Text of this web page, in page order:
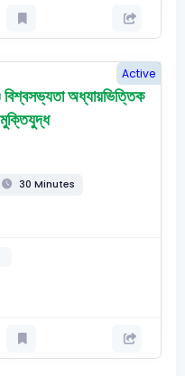
Active
অধ্যায়ভিত্তিক
30 Minutes